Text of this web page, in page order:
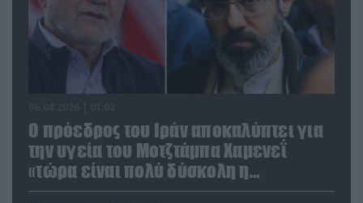
Ο πρόεδρος του Ιράν αποκαλύπτει για
την υγεία του Μοτζτάμπα Χαμενεΐ
«τώρα είναι πολύ δύσκολη η
επικοινωνία»